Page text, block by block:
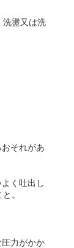
洗盪又は洗
それがあ
く吐出し
。
力がかか